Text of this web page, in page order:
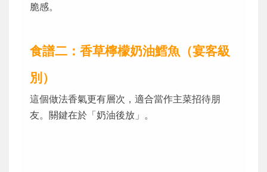
脆感。
食譜二：香草檸檬奶油鱈魚（宴客級
別）
這個做法香氣更有層次，適合當作主菜招待朋
友。關鍵在於「奶油後放」。